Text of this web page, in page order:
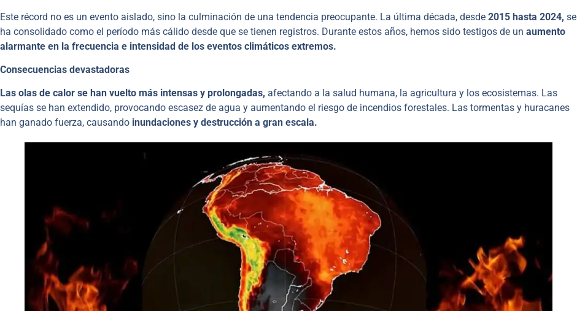
Este récord no es un evento aislado, sino la culminación de una tendencia preocupante. La última década, desde 2015 hasta 2024, se
ha consolidado como el período más cálido desde que se tienen registros. Durante estos años, hemos sido testigos de un aumento
alarmante en la frecuencia e intensidad de los eventos climáticos extremos.
Consecuencias devastadoras
Las olas de calor se han vuelto más intensas y prolongadas, afectando a la salud humana, la agricultura y los ecosistemas. Las
sequías se han extendido, provocando escasez de agua y aumentando el riesgo de incendios forestales. Las tormentas y huracanes
han ganado fuerza, causando inundaciones y destrucción a gran escala.